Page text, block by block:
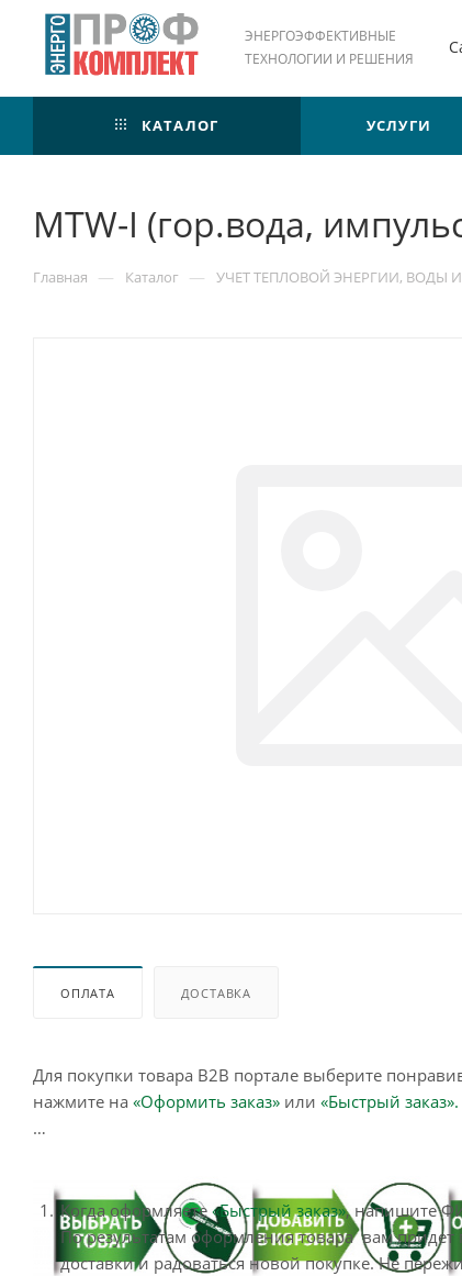
ЭНЕРГОЭФФЕКТИВНЫЕ
ТЕХНОЛОГИИ И РЕШЕНИЯ
КАТАЛОГ УСЛУГИ
MTW-I (гор.вода,
Главная — Каталог — УЧЕТ ТЕПЛОВОЙ ЭНЕРГИИ, ВОДЫ
ОПЛАТА ДОСТАВКА
Для покупки товара B2B портале выберите
нажмите на «Оформить заказ» или «Быстрый заказ».
Когда оформляете «Быстрый заказ», напишите
По результатам оформления товара вам
доставки и радоваться новой покупке. Не